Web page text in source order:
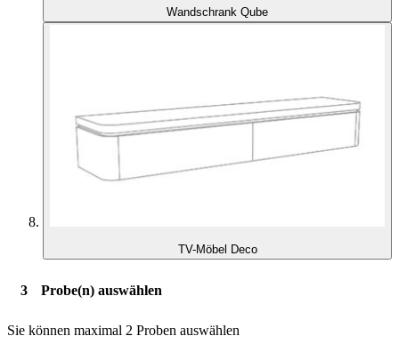
Wandschrank Qube
TV-Möbel Deco
Probe(n) auswählen
Sie können maximal 2 Proben auswählen